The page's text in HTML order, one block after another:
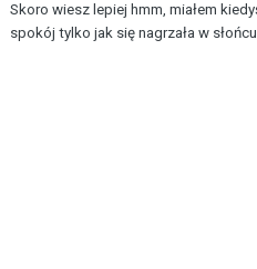
Skoro wiesz lepiej hmm, miałem
spokój tylko jak się nagrzała w